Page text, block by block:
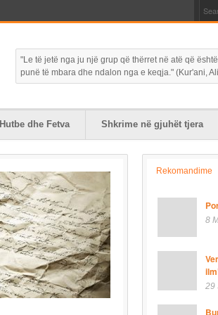
"Le të jetë nga ju një grup që thërret në atë që
punë të mbara dhe ndalon nga e keqja." (Kur'ani,
Hutbe dhe Fetva Shkrime në gjuhët tjera
Rekomandime
8
29